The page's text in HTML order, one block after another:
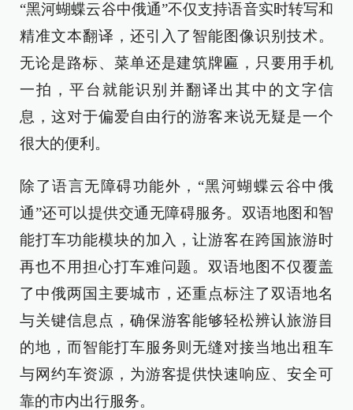
“黑河蝴蝶云谷中俄通”不仅支持语音实时转写和
精准文本翻译，还引入了智能图像识别技术。
无论是路标、菜单还是建筑牌匾，只要用手机
一拍，平台就能识别并翻译出其中的文字信
息，这对于偏爱自由行的游客来说无疑是一个
很大的便利。
除了语言无障碍功能外，“黑河蝴蝶云谷中俄
通”还可以提供交通无障碍服务。双语地图和智
能打车功能模块的加入，让游客在跨国旅游时
再也不用担心打车难问题。双语地图不仅覆盖
了中俄两国主要城市，还重点标注了双语地名
与关键信息点，确保游客能够轻松辨认旅游目
的地，而智能打车服务则无缝对接当地出租车
与网约车资源，为游客提供快速响应、安全可
靠的市内出行服务。